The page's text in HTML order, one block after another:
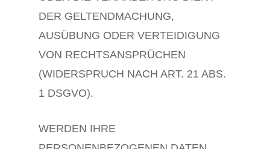
DER GELTENDMACHUNG,
AUSÜBUNG ODER VERTEIDIGUNG
VON RECHTSANSPRÜCHEN
(WIDERSPRUCH NACH ART. 21 ABS.
1 DSGVO).
WERDEN IHRE